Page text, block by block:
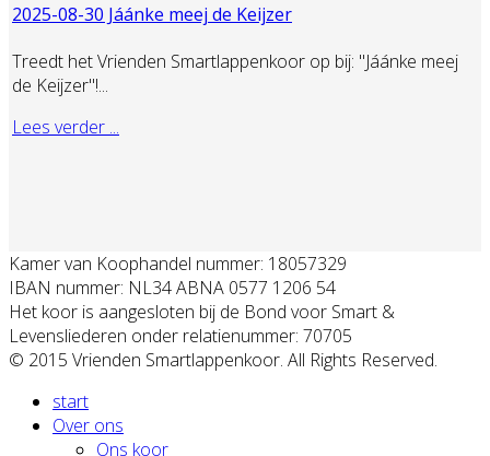
2025-08-30 Jáánke meej de Keijzer
Treedt het Vrienden Smartlappenkoor op bij: "Jáánke meej
de Keijzer"!...
Lees verder ...
Kamer van Koophandel nummer: 18057329
IBAN nummer: NL34 ABNA 0577 1206 54
Het koor is aangesloten bij de Bond voor Smart &
Levensliederen onder relatienummer: 70705
© 2015 Vrienden Smartlappenkoor. All Rights Reserved.
start
Over ons
Ons koor